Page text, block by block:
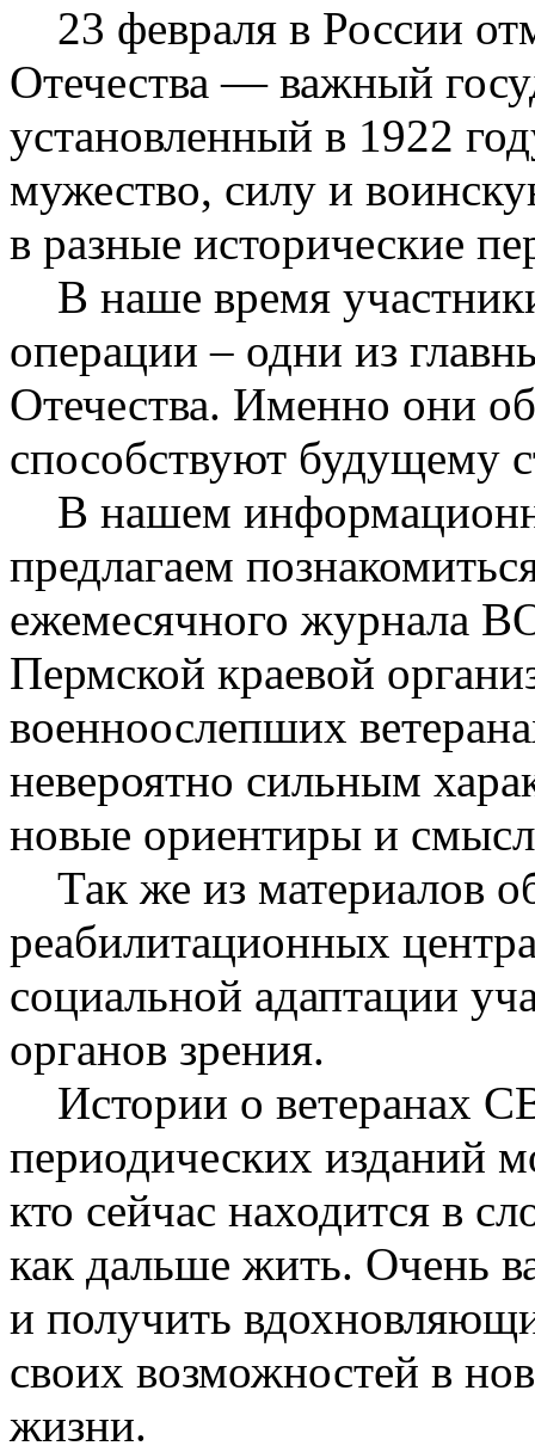
23 февраля в России
Отечества — важный
установленный в 1922
мужество, силу и
в разные исторические
В наше время
операции – одни из
Отечества. Именно они
способствуют будущему
В нашем
предлагаем
ежемесячного журнала
Пермской краевой
военноослепших
невероятно сильным
новые ориентиры и
Так же из материалов
реабилитационных
социальной адаптации
органов зрения.
Истории о ветеранах
периодических изданий
кто сейчас находится в
как дальше жить. Очень
и получить
своих возможностей в
жизни.